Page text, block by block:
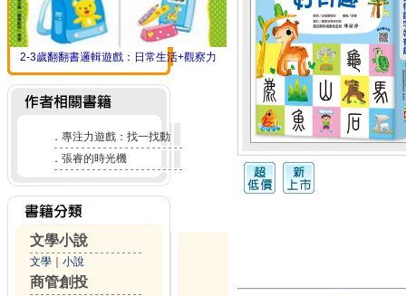
2-3歲翻翻書邏輯遊戲：日常生活+觀察力
． 專注力遊戲：找一找動
． 張睿的時光機
文學小說
文學｜ 小說
商管創投